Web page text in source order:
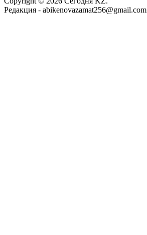
Редакция - abikenovazamat256@gmail.com